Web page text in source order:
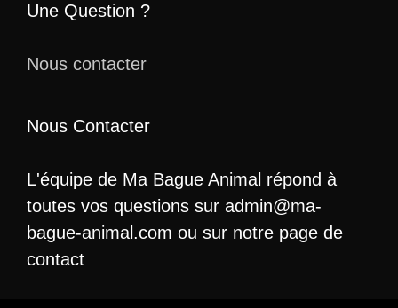
Une Question ?
Nous contacter
Nous Contacter
L'équipe de Ma Bague Animal répond à
toutes vos questions sur admin@ma-
bague-animal.com ou sur notre page de
contact